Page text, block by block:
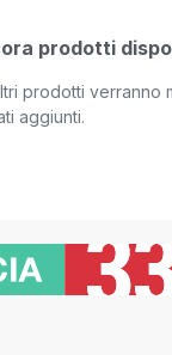
prodotti
prodotti verranno
aggiunti.